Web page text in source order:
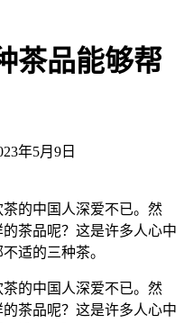
茶品能够帮
年5月9日
的中国人深爱不已。然
茶品呢？这是许多人心中
适的三种茶。
的中国人深爱不已。然
茶品呢？这是许多人心中